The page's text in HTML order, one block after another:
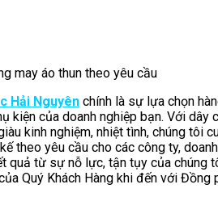
may áo thun theo yêu cầu
Hải Nguyên chính là sự lựa chọn
kiện của doanh nghiệp bạn. Với dây
kinh nghiệm, nhiệt tình, chúng tôi
theo yêu cầu cho các công ty,
quả từ sự nỗ lực, tận tụy của chúng
Quý Khách Hàng khi đến với Đồng